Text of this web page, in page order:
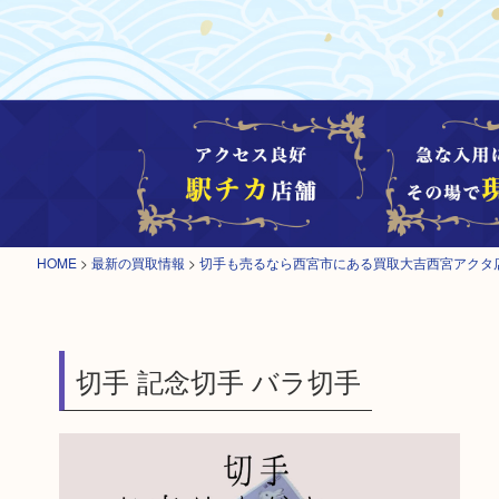
HOME > 最新の買取情報 > 切手も売るなら西宮市にある買取大吉西宮アクタ
切手 記念切手 バラ切手